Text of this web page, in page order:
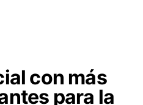
con más
para la